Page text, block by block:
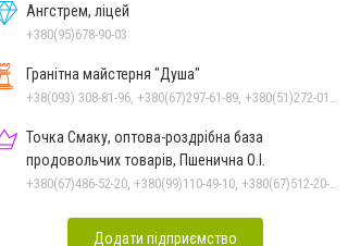
Ангстрем, ліцей
+380(95)678-90-03
Гранітна майстерня "Душа"
Точка Смаку, оптова-роздрібна база
продовольчих товарів, Пшенична О.І.
Додати підприємство